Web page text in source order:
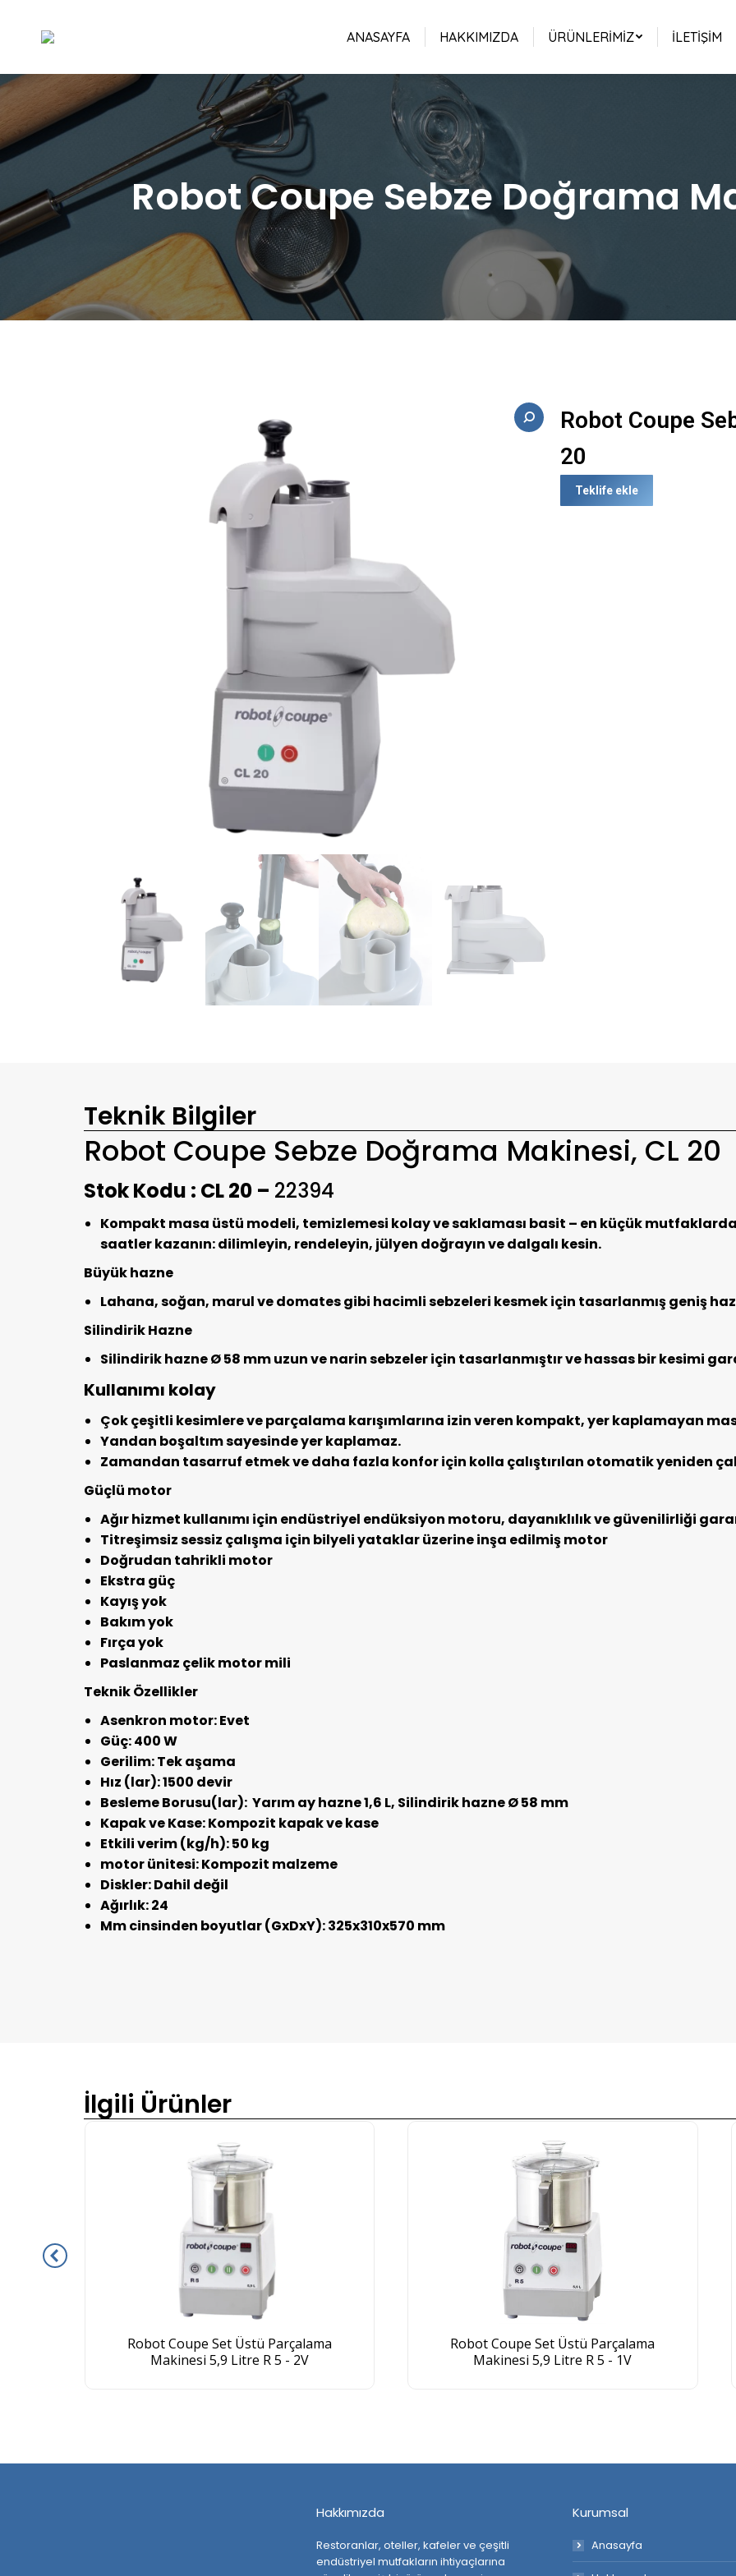
ANASAYFA HAKKIMIZDA ÜRÜNLERIMIZ İLETIŞIM
Robot Coupe Sebze Doğrama
Robot Coupe
20
Teklife ekle
Teknik Bilgiler
Robot Coupe Sebze Doğrama Makinesi, CL 20
Stok Kodu : CL 20 – 22394
Kompakt masa üstü modeli, temizlemesi kolay ve saklaması basit – en küçük mutfaklarda
saatler kazanın: dilimleyin, rendeleyin, jülyen doğrayın ve dalgalı kesin.
Büyük hazne
Lahana, soğan, marul ve domates gibi hacimli sebzeleri kesmek için tasarlanmış geniş
Silindirik Hazne
Silindirik hazne Ø 58 mm uzun ve narin sebzeler için tasarlanmıştır ve hassas bir kesimi
Kullanımı kolay
Çok çeşitli kesimlere ve parçalama karışımlarına izin veren kompakt, yer kaplamayan
Yandan boşaltım sayesinde yer kaplamaz.
Zamandan tasarruf etmek ve daha fazla konfor için kolla çalıştırılan otomatik yeniden
Güçlü motor
Ağır hizmet kullanımı için endüstriyel endüksiyon motoru, dayanıklılık ve güvenilirliği
Titreşimsiz sessiz çalışma için bilyeli yataklar üzerine inşa edilmiş motor
Doğrudan tahrikli motor
Ekstra güç
Kayış yok
Bakım yok
Fırça yok
Paslanmaz çelik motor mili
Teknik Özellikler
Asenkron motor: Evet
Güç: 400 W
Gerilim: Tek aşama
Hız (lar): 1500 devir
Besleme Borusu(lar): Yarım ay hazne 1,6 L, Silindirik hazne Ø 58 mm
Kapak ve Kase: Kompozit kapak ve kase
Etkili verim (kg/h): 50 kg
motor ünitesi: Kompozit malzeme
Diskler: Dahil değil
Ağırlık: 24
Mm cinsinden boyutlar (GxDxY): 325x310x570 mm
İlgili Ürünler
Robot Coupe Set Üstü Parçalama
Makinesi 5,9 Litre R 5 - 2V
Robot Coupe Set Üstü Parçalama
Makinesi 5,9 Litre R 5 - 1V
Hakkımızda
Restoranlar, oteller, kafeler ve çeşitli
endüstriyel mutfakların ihtiyaçlarına
Kurumsal
Anasayfa